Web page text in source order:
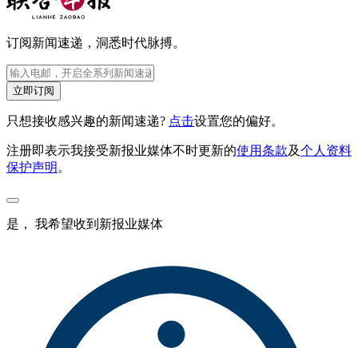
订阅新闻速递，洞悉时代脉搏。
立即订阅
只想接收感兴趣的新闻速递? 点击设置您的偏好。
注册即表示我接受新报业媒体不时更新的使用条款及个人资料
保护声明 。
是， 我希望收到新报业媒体